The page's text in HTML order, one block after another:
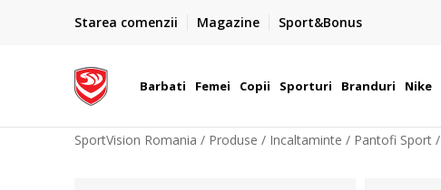
Starea comenzii Magazine Sport&Bonus
Plateste cu cardul in siguranta prin WSPay - Visa, MasterCard,
Barbati Femei Copii Sporturi Branduri Nike
SportVision Romania Produse Incaltaminte Pantofi Sport